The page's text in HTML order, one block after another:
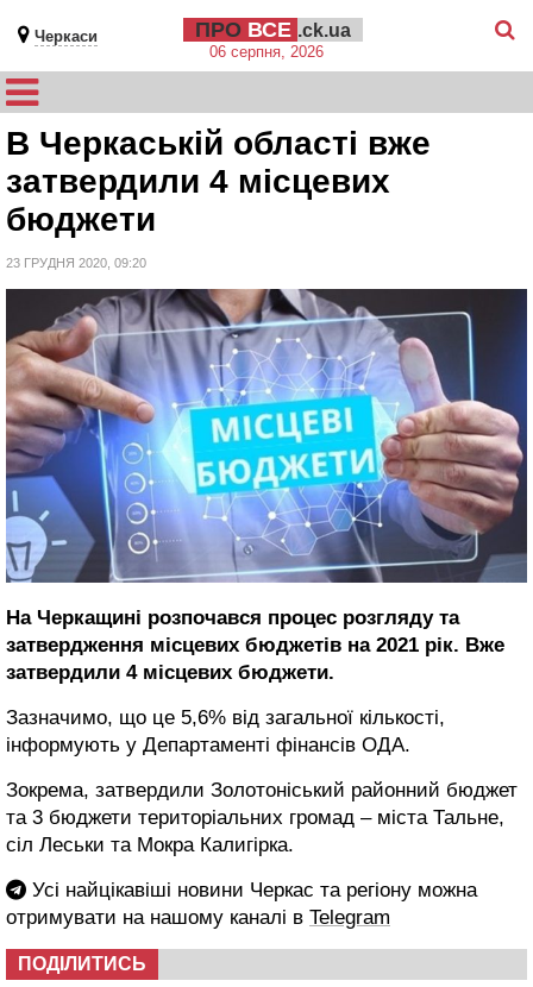
Черкаси ПРО ВСЕ .ck.ua
06 серпня, 2026
В Черкаській області вже
затвердили 4 місцевих
бюджети
23 ГРУДНЯ 2020, 09:20
На Черкащині розпочався процес розгляду та
затвердження місцевих бюджетів на 2021 рік. Вже
затвердили 4 місцевих бюджети.
Зазначимо, що це 5,6% від загальної кількості,
інформують у Департаменті фінансів ОДА.
Зокрема, затвердили Золотоніський районний бюджет
та 3 бюджети територіальних громад – міста Тальне,
сіл Леськи та Мокра Калигірка.
Усі найцікавіші новини Черкас та регіону можна
отримувати на нашому каналі в Telegram
ПОДІЛИТИСЬ